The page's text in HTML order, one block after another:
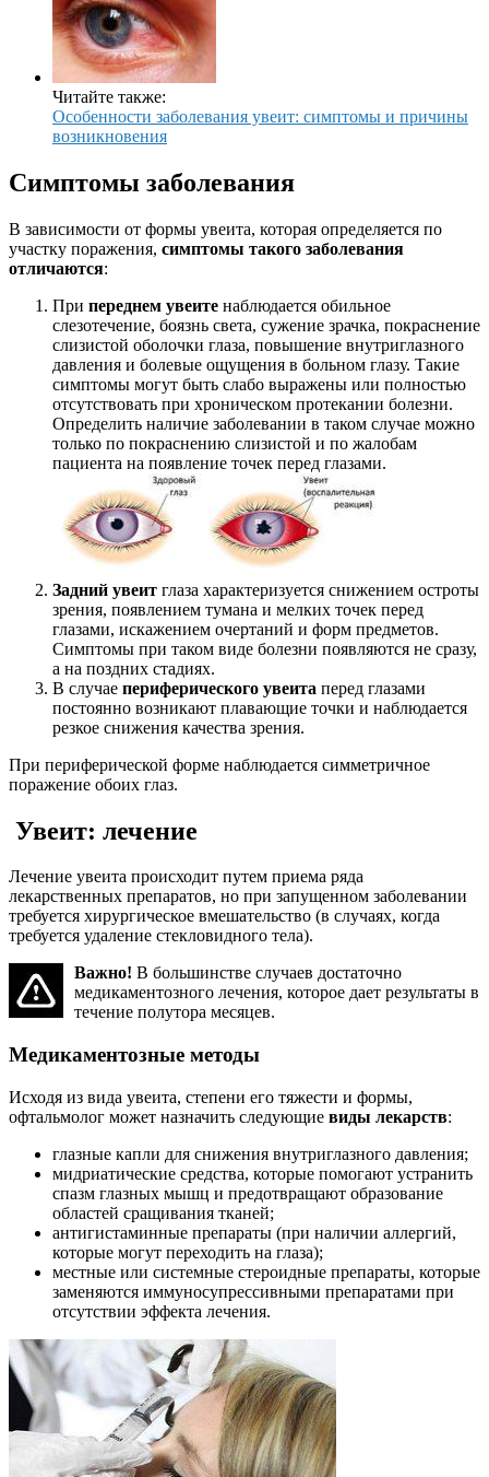
Читайте также:
Особенности заболевания увеит: симптомы и причины
возникновения
Cимптомы заболевания
В зависимости от формы увеита, которая определяется по
участку поражения, симптомы такого заболевания
отличаются:
При переднем увеите наблюдается обильное
слезотечение, боязнь света, сужение зрачка, покраснение
слизистой оболочки глаза, повышение внутриглазного
давления и болевые ощущения в больном глазу. Такие
симптомы могут быть слабо выражены или полностью
отсутствовать при хроническом протекании болезни.
Определить наличие заболевании в таком случае можно
только по покраснению слизистой и по жалобам
пациента на появление точек перед глазами.
Задний увеит глаза характеризуется снижением остроты
зрения, появлением тумана и мелких точек перед
глазами, искажением очертаний и форм предметов.
Симптомы при таком виде болезни появляются не сразу,
а на поздних стадиях.
В случае периферического увеита перед глазами
постоянно возникают плавающие точки и наблюдается
резкое снижения качества зрения.
При периферической форме наблюдается симметричное
поражение обоих глаз.
Увеит: лечение
Лечение увеита происходит путем приема ряда
лекарственных препаратов, но при запущенном заболевании
требуется хирургическое вмешательство (в случаях, когда
требуется удаление стекловидного тела).
Важно! В большинстве случаев достаточно
медикаментозного лечения, которое дает результаты в
течение полутора месяцев.
Медикаментозные методы
Исходя из вида увеита, степени его тяжести и формы,
офтальмолог может назначить следующие виды лекарств:
глазные капли для снижения внутриглазного давления;
мидриатические средства, которые помогают устранить
спазм глазных мышц и предотвращают образование
областей сращивания тканей;
антигистаминные препараты (при наличии аллергий,
которые могут переходить на глаза);
местные или системные стероидные препараты, которые
заменяются иммуносупрессивными препаратами при
отсутствии эффекта лечения.